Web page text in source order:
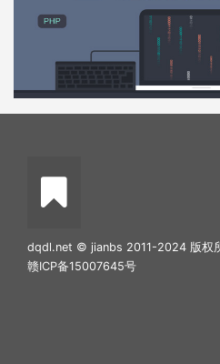
dqdl.net © jianbs 2011-2024 版权
赣ICP备15007645号